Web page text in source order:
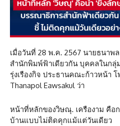
เมื่อวันที่ 28 พ.ค. 2567 นายธนาพ
สำนักพิมพ์ฟ้าเดียวกัน บุคคลในกลุ่
รุ่งเรืองกิจ ประธานคณะก้าวหน้า
Thanapol Eawsakul ว่า
หน้าที่หลักของวิษณุ. เครืองาม คือ
บ้านแบบไม่ติดคุกแม้แต่วันเดียว